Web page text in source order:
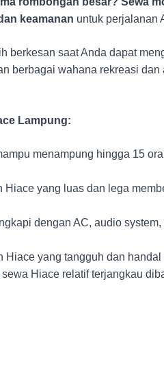
keamanan untuk perjalanan
berkesan saat Anda dapat
berbagai wahana rekreasi
Lampung:
menampung hingga 15
Hiace yang luas dan lega
dengan AC, audio
Hiace yang tangguh dan
sewa Hiace relatif terjangkau